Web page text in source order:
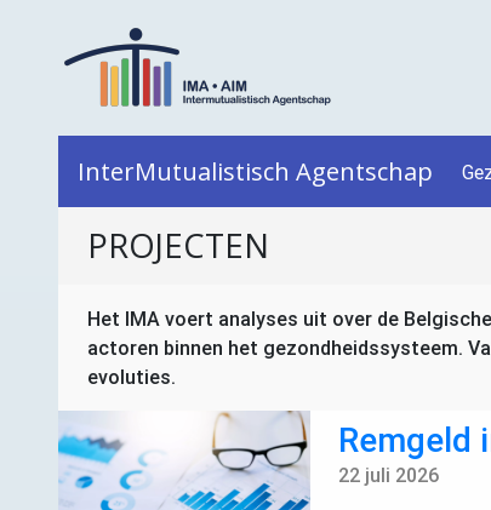
InterMutualistisch Agentschap
PROJECTEN
Het IMA voert analyses uit over de
actoren binnen het gezondheidssysteem.
evoluties.
Remgeld
22 juli 2026